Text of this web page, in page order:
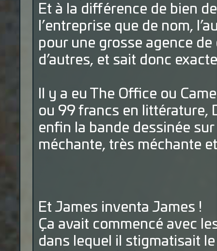
Et à la différence de bien
l’entreprise que de nom,
pour une grosse agence
d’autres, et sait donc
Il y a eu The Office ou
ou 99 francs en littérature,
enfin la bande dessinée
méchante, très méchante
Et James inventa James !
Ça avait commencé avec
dans lequel il stigmatisait